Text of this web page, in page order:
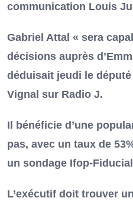
communication Louis
Gabriel Attal « sera
décisions auprès
déduisait jeudi le
Vignal sur Radio J.
Il bénéficie d’une
pas, avec un taux de
un sondage Ifop-
L’exécutif doit trouver